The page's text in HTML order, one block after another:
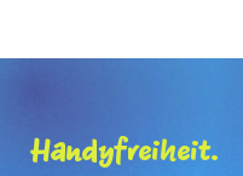
Handyfreiheit.